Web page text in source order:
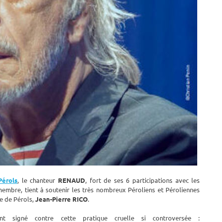
, le chanteur RENAUD, fort de ses 6 participations avec les
tient à soutenir les très nombreux Péroliens et Péroliennes
de Pérols,Jean-Pierre RICO.
signé contre cette pratique cruelle si controversée :